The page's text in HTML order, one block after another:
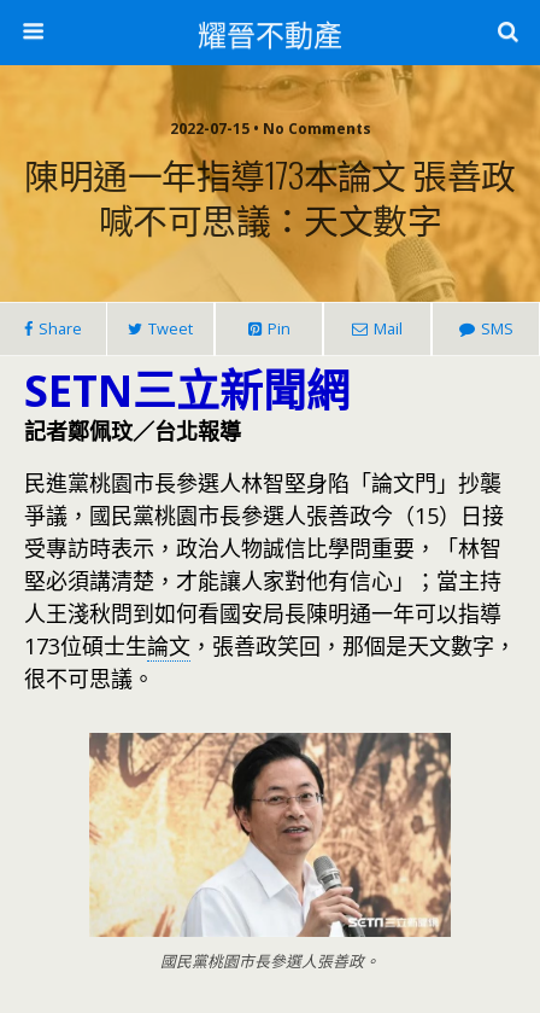
耀晉不動產
2022-07-15 • No Comments
陳明通一年指導173本論文 張善政
喊不可思議：天文數字
Share Tweet Pin Mail SMS
SETN三立新聞網
記者鄭佩玟／台北報導
民進黨桃園市長參選人林智堅身陷「論文門」抄襲
爭議，國民黨桃園市長參選人張善政今（15）日接
受專訪時表示，政治人物誠信比學問重要，「林智
堅必須講清楚，才能讓人家對他有信心」；當主持
人王淺秋問到如何看國安局長陳明通一年可以指導
173位碩士生論文 ，張善政笑回，那個是天文數字，
很不可思議。
國民黨桃園市長參選人張善政。